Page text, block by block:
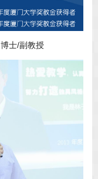
博士/副教授